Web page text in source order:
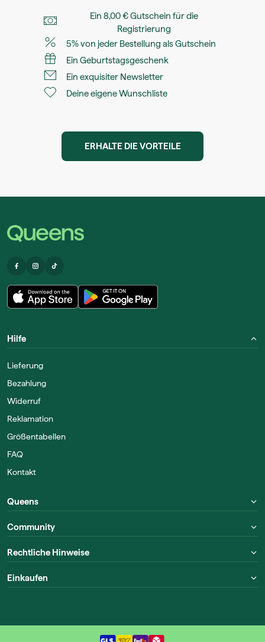
Ein 8,00 € Gutschein für die
Registrierung
5% von jeder Bestellung als Gutschein
Ein Geburtstagsgeschenk
Ein exquisiter Newsletter
Deine eigene Wunschliste
ERHALTE DIE VORTEILE
Hilfe
Lieferung
Bezahlung
Widerruf
Reklamation
Größentabellen
FAQ
Kontakt
Queens
Community
Rechtliche Hinweise
Einkaufen